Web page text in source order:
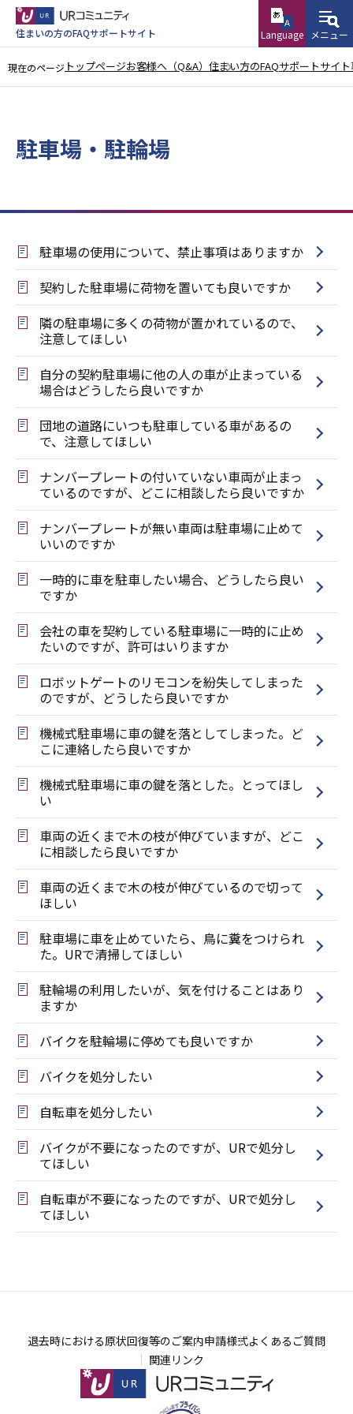
ー
す
住まいの方のFAQサポートサイト Language メニュー
現在のページ トップページお客様へ（Q&A） 住まい方のFAQサポートサイト
ら
駐車場・駐輪場
駐車場の使用について、禁止事項はありますか
契約した駐車場に荷物を置いても良いですか
隣の駐車場に多くの荷物が置かれているので、
注意してほしい
自分の契約駐車場に他の人の車が止まっている
場合はどうしたら良いですか
団地の道路にいつも駐車している車があるの
で、注意してほしい
ナンバープレートの付いていない車両が止まっ
ているのですが、どこに相談したら良いですか
ナンバープレートが無い車両は駐車場に止めて
いいのですか
一時的に車を駐車したい場合、どうしたら良い
ですか
会社の車を契約している駐車場に一時的に止め
たいのですが、許可はいりますか
ロボットゲートのリモコンを紛失してしまった
のですが、どうしたら良いですか
機械式駐車場に車の鍵を落としてしまった。ど
こに連絡したら良いですか
機械式駐車場に車の鍵を落とした。とってほし
い
車両の近くまで木の枝が伸びていますが、どこ
に相談したら良いですか
車両の近くまで木の枝が伸びているので切って
ほしい
駐車場に車を止めていたら、鳥に糞をつけられ
た。URで清掃してほしい
駐輪場の利用したいが、気を付けることはあり
ますか
バイクを駐輪場に停めても良いですか
バイクを処分したい
自転車を処分したい
バイクが不要になったのですが、URで処分し
てほしい
自転車が不要になったのですが、URで処分し
てほしい
退去時における原状回復等のご案内申請様式よくあるご質問
関連リンク